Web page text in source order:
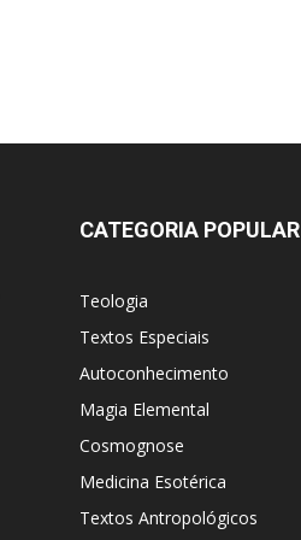
CATEGORIA POPULAR
Teologia
Textos Especiais
Autoconhecimento
Magia Elemental
Cosmognose
Medicina Esotérica
Textos Antropológicos